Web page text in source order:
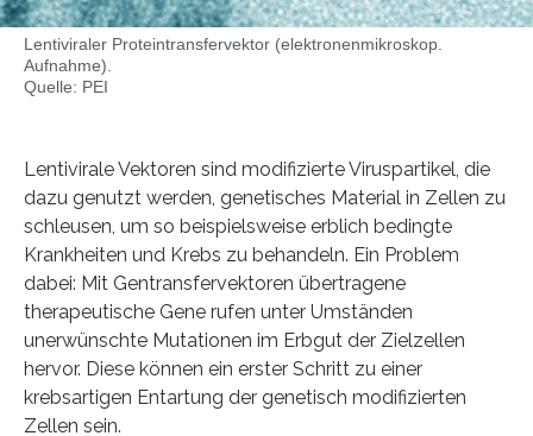
Lentiviraler Proteintransfervektor (elektronenmikroskop.
Aufnahme).
Quelle: PEI
Lentivirale Vektoren sind modifizierte Viruspartikel, die
dazu genutzt werden, genetisches Material in Zellen zu
schleusen, um so beispielsweise erblich bedingte
Krankheiten und Krebs zu behandeln. Ein Problem
dabei: Mit Gentransfervektoren übertragene
therapeutische Gene rufen unter Umständen
unerwünschte Mutationen im Erbgut der Zielzellen
hervor. Diese können ein erster Schritt zu einer
krebsartigen Entartung der genetisch modifizierten
Zellen sein.